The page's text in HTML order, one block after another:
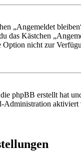
„Angemeldet
das Kästchen
Option nicht zur
phpBB erstellt hat
Administration